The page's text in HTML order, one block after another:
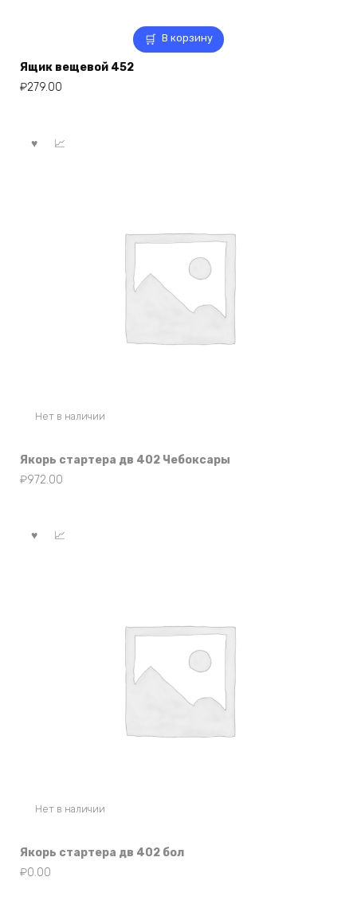
В корзину
Ящик вещевой 452
₽279.00
Нет в наличии
Якорь стартера дв 402 Чебоксары
₽972.00
Нет в наличии
Якорь стартера дв 402 бол
₽0.00